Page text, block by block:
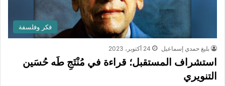
فكر وفلسفة
بليغ حمدي إسماعيل 24 أكتوبر، 2023
استشراف المستقبل؛ قراءة في مُنْتَجِ طَه حُسَين
التنويري